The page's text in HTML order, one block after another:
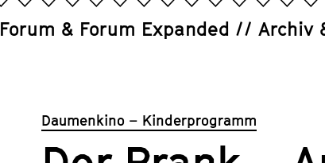
Forum & Forum Expanded Archiv
Daumenkino – Kinderprogramm